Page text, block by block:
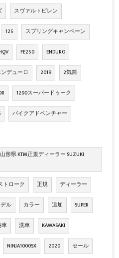
スヴァルトピレン
125 スプリングキャンペーン
FE250 ENDURO
デューロ 2019 2気筒
1290スーパードゥーク
バイクアドベンチャー
形県 KTM正規ディーラー SUZUKI
トローク 正規 ディーラー
ル カラー 追加 SUPER
車 洗車 KAWASAKI
NINJA1000SX 2020 セール